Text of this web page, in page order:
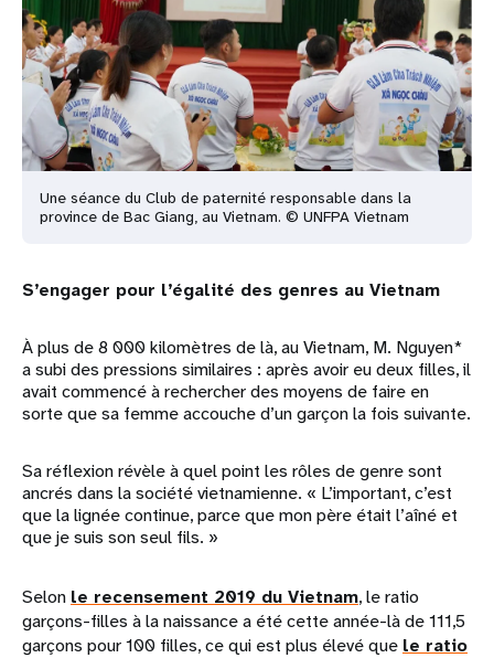
Une séance du Club de paternité responsable dans la
province de Bac Giang, au Vietnam. © UNFPA Vietnam
S’engager pour l’égalité des genres au Vietnam
À plus de 8 000 kilomètres de là, au Vietnam, M. Nguyen*
a subi des pressions similaires : après avoir eu deux filles, il
avait commencé à rechercher des moyens de faire en
sorte que sa femme accouche d’un garçon la fois suivante.
Sa réflexion révèle à quel point les rôles de genre sont
ancrés dans la société vietnamienne. « L’important, c’est
que la lignée continue, parce que mon père était l’aîné et
que je suis son seul fils. »
Selon le recensement 2019 du Vietnam, le ratio
garçons-filles à la naissance a été cette année-là de 111,5
garçons pour 100 filles, ce qui est plus élevé que le ratio